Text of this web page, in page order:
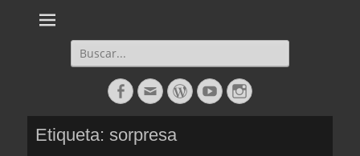
Cueto Liaño y
David Espada
Buscar:
Facebook
Correo
electrónico
WordPress
YouTubeInstagram
Etiqueta: sorpresa